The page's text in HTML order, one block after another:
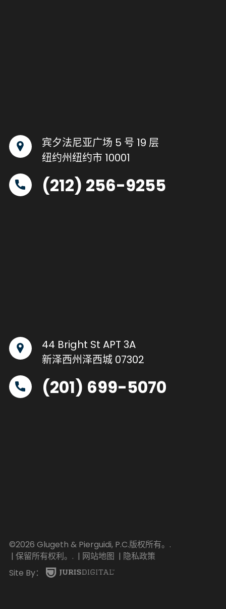
宾夕法尼亚广场 5 号 19 层
纽约州纽约市 10001
(212) 256-9255
44 Bright St APT 3A
新泽西州泽西城 07302
(201) 699-5070
©2026 Glugeth & Pierguidi, P.C.版权所有。.
| 保留所有权利。. | 网站地图 | 隐私政策
Site By：